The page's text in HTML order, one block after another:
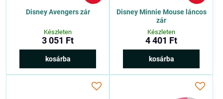
Disney Avengers zár
Készleten
3 051 Ft
kosárba
Disney Minnie Mouse láncos
zár
Készleten
4 401 Ft
kosárba